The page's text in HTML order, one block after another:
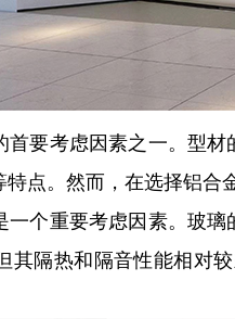
首要考虑因素之一。型
点。然而，在选择铝合
个重要考虑因素。玻
其隔热和隔音性能相对